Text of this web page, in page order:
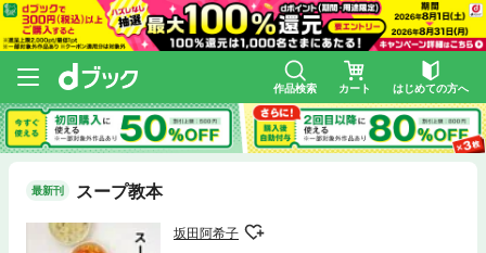
作品検索 カート はじめての方へ
最新刊 スープ教本
坂田阿希子